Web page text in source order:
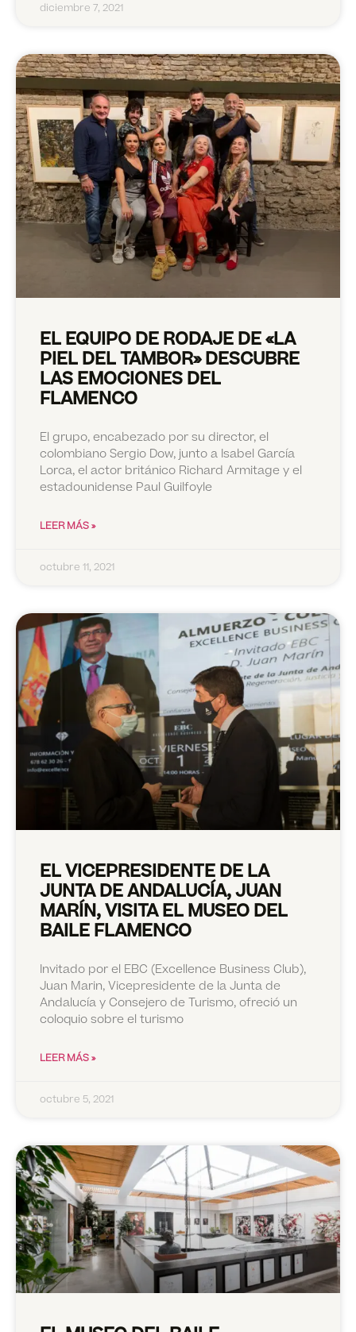
diciembre 7, 2021
EL EQUIPO DE RODAJE DE «LA
PIEL DEL TAMBOR» DESCUBRE
LAS EMOCIONES DEL
FLAMENCO
El grupo, encabezado por su director, el
colombiano Sergio Dow, junto a Isabel García
Lorca, el actor británico Richard Armitage y el
estadounidense Paul Guilfoyle
LEER MÁS »
octubre 11, 2021
EL VICEPRESIDENTE DE LA
JUNTA DE ANDALUCÍA, JUAN
MARÍN, VISITA EL MUSEO DEL
BAILE FLAMENCO
Invitado por el EBC (Excellence Business Club),
Juan Marin, Vicepresidente de la Junta de
Andalucía y Consejero de Turismo, ofreció un
coloquio sobre el turismo
LEER MÁS »
octubre 5, 2021